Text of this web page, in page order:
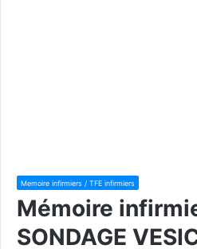
Memoire infirmiers / TFE infirmiers
Mémoire
SONDAGE